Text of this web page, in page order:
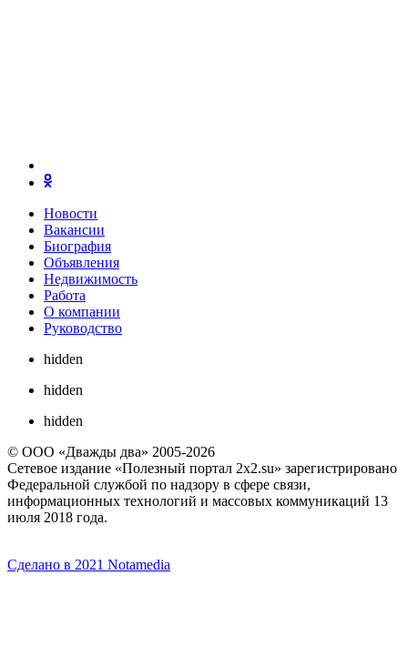
Новости
Вакансии
Биография
Объявления
Недвижимость
Работа
О компании
Руководство
hidden
hidden
hidden
© ООО «Дважды два» 2005-2026
Сетевое издание «Полезный портал 2x2.su» зарегистрировано
Федеральной службой по надзору в сфере связи,
информационных технологий и массовых коммуникаций 13
июля 2018 года.
Сделано в 2021 Notamedia